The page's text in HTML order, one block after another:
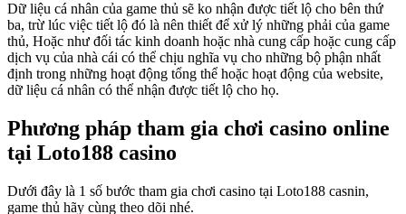
Dữ liệu cá nhân của game thủ sẽ ko nhận được tiết lộ cho bên thứ
ba, trừ lúc việc tiết lộ đó là nên thiết để xử lý những phải của game
thủ, Hoặc như đối tác kinh doanh hoặc nhà cung cấp hoặc cung cấp
dịch vụ của nhà cái có thể chịu nghĩa vụ cho những bộ phận nhất
định trong những hoạt động tổng thể hoặc hoạt động của website,
dữ liệu cá nhân có thể nhận được tiết lộ cho họ.
Phương pháp tham gia chơi casino online
tại Loto188 casino
Dưới đây là 1 số bước tham gia chơi casino tại Loto188 casnin,
game thủ hãy cùng theo dõi nhé.